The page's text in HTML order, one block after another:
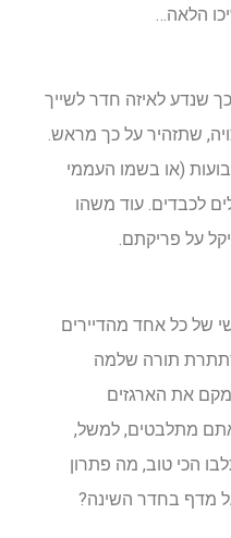
הלאה…
שנדע לאיזה חדר לשייך
שתזהיר על כך מראש.
(או בשמו העממי
לכבדים. עוד משהו
על פריקתם.
של כל אחד מהדיירים
תורה שלמה
את הארגזים
מתלבטים, למשל,
הכי טוב, מה פתרון
מדף בחדר השינה?